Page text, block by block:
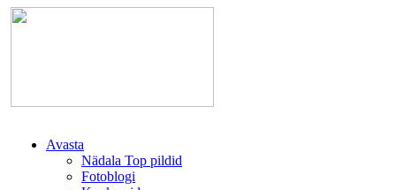
Avasta
Nädala Top pildid
Fotoblogi